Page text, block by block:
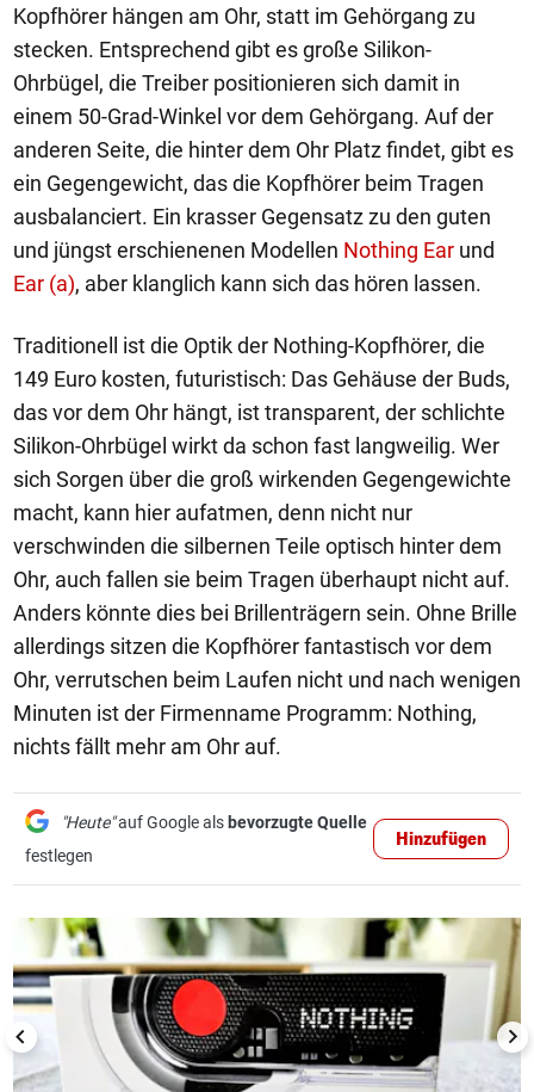
Kopfhörer hängen am Ohr, statt im Gehörgang zu
stecken. Entsprechend gibt es große Silikon-
Ohrbügel, die Treiber positionieren sich damit in
einem 50-Grad-Winkel vor dem Gehörgang. Auf der
anderen Seite, die hinter dem Ohr Platz findet, gibt es
ein Gegengewicht, das die Kopfhörer beim Tragen
ausbalanciert. Ein krasser Gegensatz zu den guten
und jüngst erschienenen Modellen Nothing Ear und
Ear (a), aber klanglich kann sich das hören lassen.
Traditionell ist die Optik der Nothing-Kopfhörer, die
149 Euro kosten, futuristisch: Das Gehäuse der Buds,
das vor dem Ohr hängt, ist transparent, der schlichte
Silikon-Ohrbügel wirkt da schon fast langweilig. Wer
sich Sorgen über die groß wirkenden Gegengewichte
macht, kann hier aufatmen, denn nicht nur
verschwinden die silbernen Teile optisch hinter dem
Ohr, auch fallen sie beim Tragen überhaupt nicht auf.
Anders könnte dies bei Brillenträgern sein. Ohne Brille
allerdings sitzen die Kopfhörer fantastisch vor dem
Ohr, verrutschen beim Laufen nicht und nach wenigen
Minuten ist der Firmenname Programm: Nothing,
nichts fällt mehr am Ohr auf.
"Heute"auf Google als bevorzugte Quelle
festlegen
Hinzufügen
1/10